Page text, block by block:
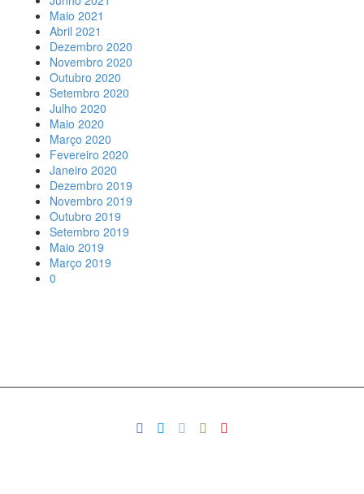
Maio 2021
Abril 2021
Dezembro 2020
Novembro 2020
Outubro 2020
Setembro 2020
Julho 2020
Maio 2020
Março 2020
Fevereiro 2020
Janeiro 2020
Dezembro 2019
Novembro 2019
Outubro 2019
Setembro 2019
Maio 2019
Março 2019
0